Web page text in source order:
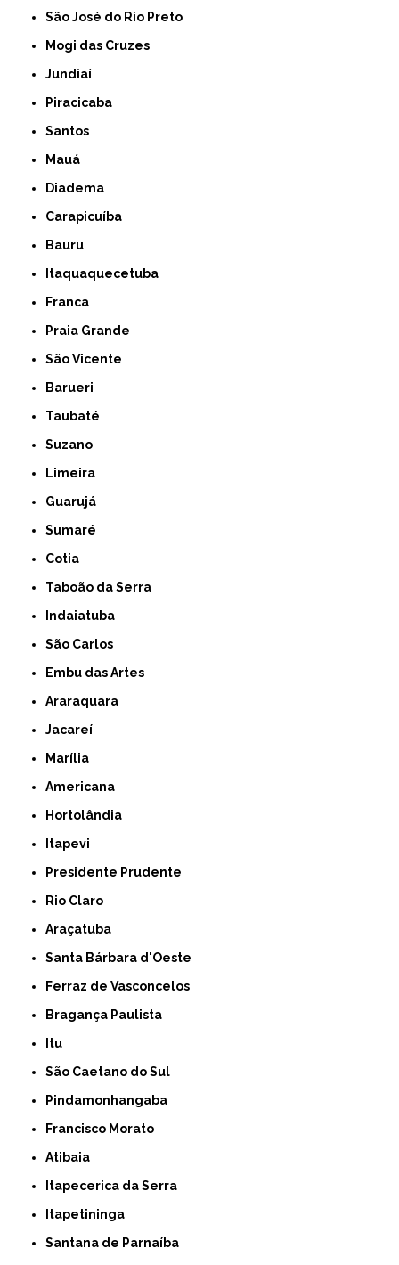
São José do Rio Preto
Mogi das Cruzes
Jundiaí
Piracicaba
Santos
Mauá
Diadema
Carapicuíba
Bauru
Itaquaquecetuba
Franca
Praia Grande
São Vicente
Barueri
Taubaté
Suzano
Limeira
Guarujá
Sumaré
Cotia
Taboão da Serra
Indaiatuba
São Carlos
Embu das Artes
Araraquara
Jacareí
Marília
Americana
Hortolândia
Itapevi
Presidente Prudente
Rio Claro
Araçatuba
Santa Bárbara d'Oeste
Ferraz de Vasconcelos
Bragança Paulista
Itu
São Caetano do Sul
Pindamonhangaba
Francisco Morato
Atibaia
Itapecerica da Serra
Itapetininga
Santana de Parnaíba